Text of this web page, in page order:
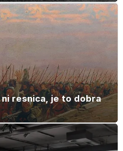
resnica, je to dobra